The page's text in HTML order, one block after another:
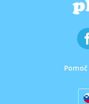
Pomoč